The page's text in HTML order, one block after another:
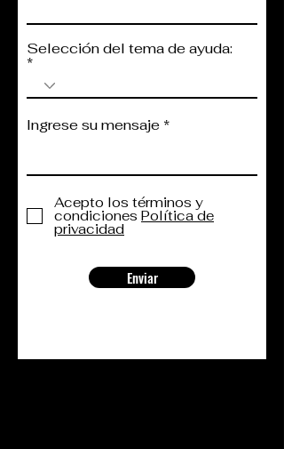
Selección del tema de ayuda:
Ingrese su mensaje
Acepto los términos y
condiciones Política de
privacidad
Enviar